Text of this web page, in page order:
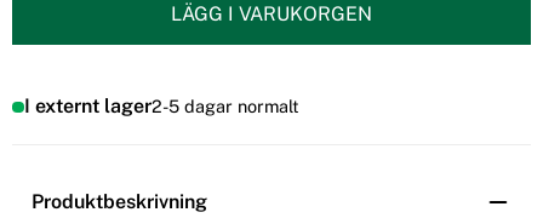
LÄGG I VARUKORGEN
I externt lager2-5 dagar normalt
Produktbeskrivning